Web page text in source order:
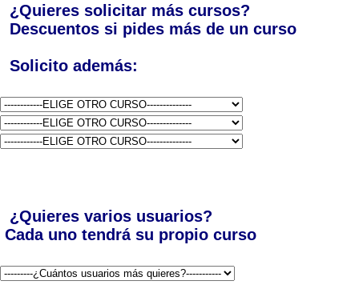
¿Quieres solicitar más cursos?
Descuentos si pides más de un curso
Solicito además:
¿Quieres varios usuarios?
Cada uno tendrá su propio curso